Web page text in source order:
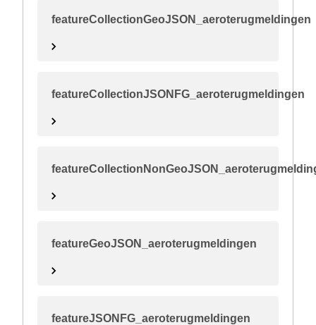
featureCollectionGeoJSON_aeroterugmeldingen
featureCollectionJSONFG_aeroterugmeldingen
featureGeoJSON_aeroterugmeldingen
featureJSONFG_aeroterugmeldingen